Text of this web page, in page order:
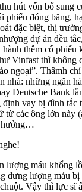
hút vốn bổ sung
phiếu đóng băng,
đặc biệt, thị
dự án đều
hành thêm cổ phiếu
Vinfast thì không
ngoại”. Thâmh
nhà: những ngân
Deutsche Bank
định vay bị đình tắc
từ các ông lớn này
hưởng…
lượng máu khổng
dưng lượng máu bị
Vậy thì lực sĩ